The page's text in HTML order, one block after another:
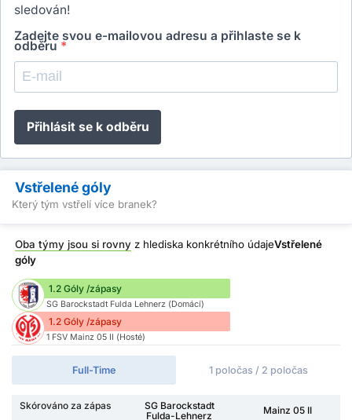
sledován!
Zadejte svou e-mailovou adresu a přihlaste se k
odběru *
Přihlásit se k odběru
Vstřelené góly
Který tým vstřelí více branek?
Oba týmy jsou si rovny z hlediska konkrétního údajeVstřelené
góly
1.2 Góly /zápasy
SG Barockstadt Fulda Lehnerz (Domácí)
1.2 Góly /zápasy
1 FSV Mainz 05 II (Hosté)
Full-Time 1 poločas / 2 poločas
Skórováno za zápas
SG Barockstadt
Fulda-Lehnerz
Mainz 05 II